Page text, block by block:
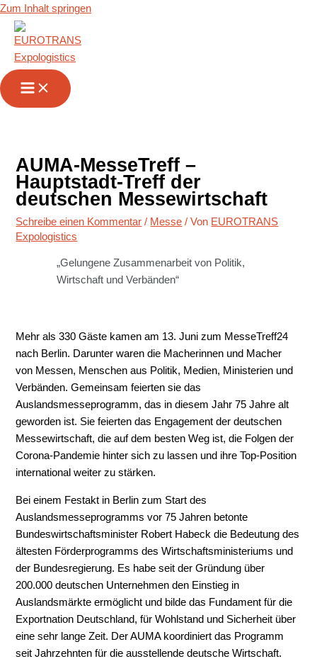
Zum Inhalt springen
AUMA-MesseTreff –
Hauptstadt-Treff der
deutschen Messewirtschaft
Schreibe einen Kommentar / Messe / Von EUROTRANS
Expologistics
„Gelungene Zusammenarbeit von Politik,
Wirtschaft und Verbänden“
Mehr als 330 Gäste kamen am 13. Juni zum MesseTreff24
nach Berlin. Darunter waren die Macherinnen und Macher
von Messen, Menschen aus Politik, Medien, Ministerien und
Verbänden. Gemeinsam feierten sie das
Auslandsmesseprogramm, das in diesem Jahr 75 Jahre alt
geworden ist. Sie feierten das Engagement der deutschen
Messewirtschaft, die auf dem besten Weg ist, die Folgen der
Corona-Pandemie hinter sich zu lassen und ihre Top-Position
international weiter zu stärken.
Bei einem Festakt in Berlin zum Start des
Auslandsmesseprogramms vor 75 Jahren betonte
Bundeswirtschaftsminister Robert Habeck die Bedeutung des
ältesten Förderprogramms des Wirtschaftsministeriums und
der Bundesregierung. Es habe seit der Gründung über
200.000 deutschen Unternehmen den Einstieg in
Auslandsmärkte ermöglicht und bilde das Fundament für die
Exportnation Deutschland, für Wohlstand und Sicherheit über
eine sehr lange Zeit. Der AUMA koordiniert das Programm
seit Jahrzehnten für die ausstellende deutsche Wirtschaft.